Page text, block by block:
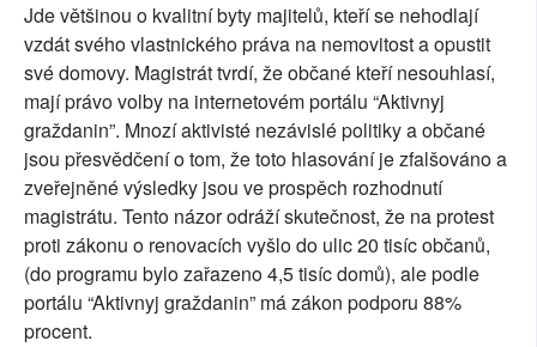
Jde většinou o kvalitní byty majitelů, kteří se nehodlají
vzdát svého vlastnického práva na nemovitost a opustit
své domovy. Magistrát tvrdí, že občané kteří nesouhlasí,
mají právo volby na internetovém portálu “Aktivnyj
graždanin”. Mnozí aktivisté nezávislé politiky a občané
jsou přesvědčení o tom, že toto hlasování je zfalšováno a
zveřejněné výsledky jsou ve prospěch rozhodnutí
magistrátu. Tento názor odráží skutečnost, že na protest
proti zákonu o renovacích vyšlo do ulic 20 tisíc občanů,
(do programu bylo zařazeno 4,5 tisíc domů), ale podle
portálu “Aktivnyj graždanin” má zákon podporu 88%
procent.